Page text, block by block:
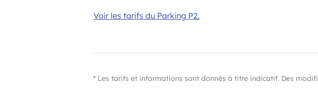
Voir les tarifs du Parking P2.
* Les tarifs et informations sont donnés à titre indicatif. Des